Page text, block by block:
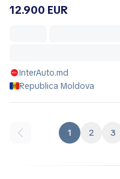
12.900 EUR
InterAuto.md
Republica Moldova
1 2 3